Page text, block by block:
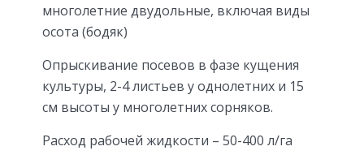
многолетние двудольные, включая виды
осота (бодяк)
Опрыскивание посевов в фазе кущения
культуры, 2-4 листьев у однолетних и 15
см высоты у многолетних сорняков.
Расход рабочей жидкости – 50-400 л/га